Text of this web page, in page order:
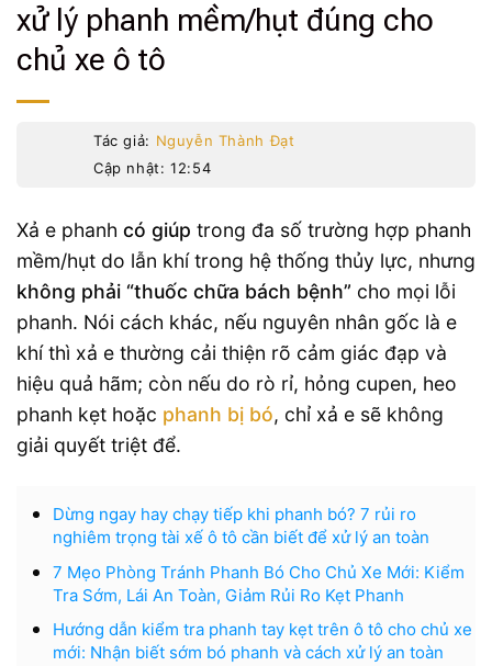
xử lý phanh mềm/hụt đúng cho
chủ xe ô tô
Tác giả: Nguyễn Thành Đạt
Cập nhật: 12:54
Xả e phanh có giúp trong đa số trường hợp phanh
mềm/hụt do lẫn khí trong hệ thống thủy lực, nhưng
không phải “thuốc chữa bách bệnh” cho mọi lỗi
phanh. Nói cách khác, nếu nguyên nhân gốc là e
khí thì xả e thường cải thiện rõ cảm giác đạp và
hiệu quả hãm; còn nếu do rò rỉ, hỏng cupen, heo
phanh kẹt hoặc phanh bị bó, chỉ xả e sẽ không
giải quyết triệt để.
Dừng ngay hay chạy tiếp khi phanh bó? 7 rủi ro
nghiêm trọng tài xế ô tô cần biết để xử lý an toàn
7 Mẹo Phòng Tránh Phanh Bó Cho Chủ Xe Mới: Kiểm
Tra Sớm, Lái An Toàn, Giảm Rủi Ro Kẹt Phanh
Hướng dẫn kiểm tra phanh tay kẹt trên ô tô cho chủ xe
mới: Nhận biết sớm bó phanh và cách xử lý an toàn